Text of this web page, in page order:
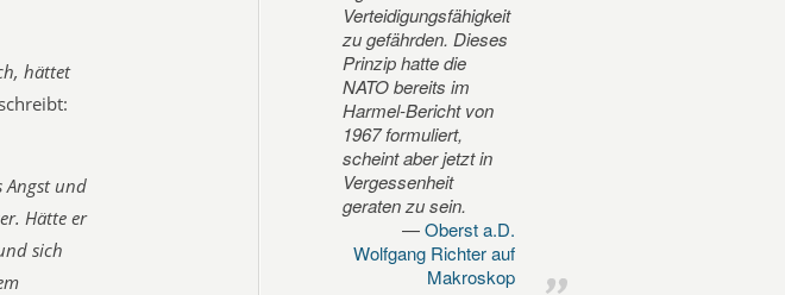
hättet
Angst und
Hätte er
sich
Verteidigungsfähigkeit
zu gefährden. Dieses
Prinzip hatte die
NATO bereits im
Harmel-Bericht von
1967 formuliert,
scheint aber jetzt in
Vergessenheit
geraten zu sein.
Oberst a.D.
Wolfgang Richter auf
Makroskop